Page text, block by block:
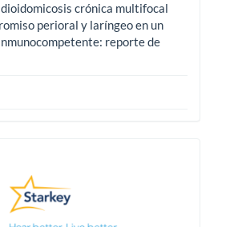
crónica multifocal
perioral y laríngeo en un
reporte de